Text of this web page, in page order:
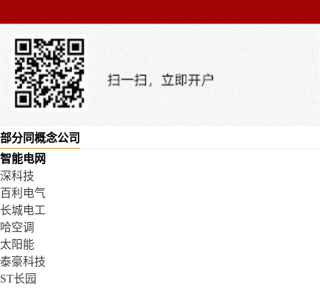
部分同概念公司
智能电网
深科技
百利电气
长城电工
哈空调
太阳能
泰豪科技
ST长园